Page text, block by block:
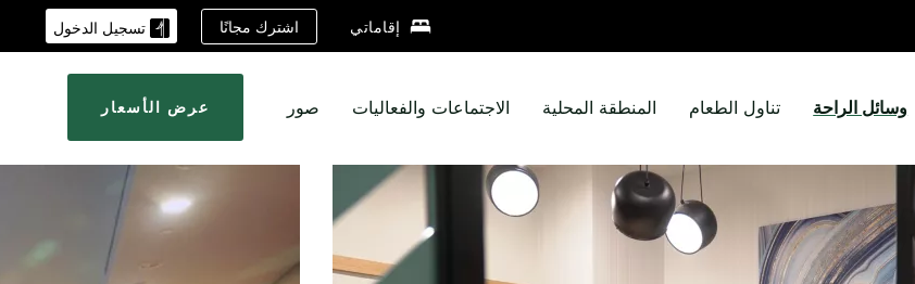
إقاماتي اشترك مجانًا تسجيل الدخول
وسائل الراحة تناول الطعام المنطقة المحلية الاجتماعات والفعاليات صور عرض الأسعار